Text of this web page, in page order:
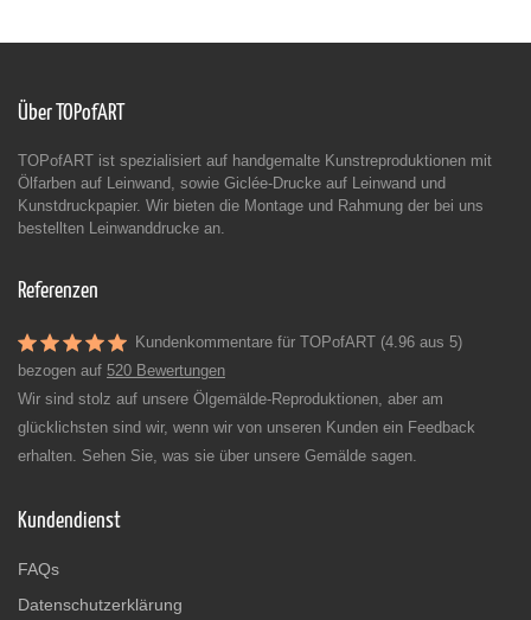
Über TOPofART
TOPofART ist spezialisiert auf handgemalte Kunstreproduktionen mit
Ölfarben auf Leinwand, sowie Giclée-Drucke auf Leinwand und
Kunstdruckpapier. Wir bieten die Montage und Rahmung der bei uns
bestellten Leinwanddrucke an.
Referenzen
Kundenkommentare für TOPofART (4.96 aus 5)
bezogen auf 520 Bewertungen
Wir sind stolz auf unsere Ölgemälde-Reproduktionen, aber am
glücklichsten sind wir, wenn wir von unseren Kunden ein Feedback
erhalten. Sehen Sie, was sie über unsere Gemälde sagen.
Kundendienst
FAQs
Datenschutzerklärung